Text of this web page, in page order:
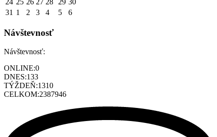
24 25 26 27 28 29 30
31 1 2 3 4 5 6
Návštevnosť
Návštevnosť:
ONLINE:0
DNES:133
TÝŽDEŇ:1310
CELKOM:2387946